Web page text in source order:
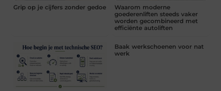
Grip op je cijfers zonder gedoe
Waarom moderne
goederenliften steeds vaker
worden gecombineerd met
efficiënte autoliften
Baak werkschoenen voor nat
werk